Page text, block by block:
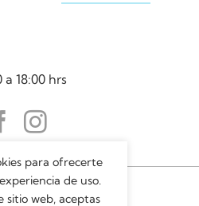
18:00 hrs
para ofrecerte
de uso.
sitio web, aceptas